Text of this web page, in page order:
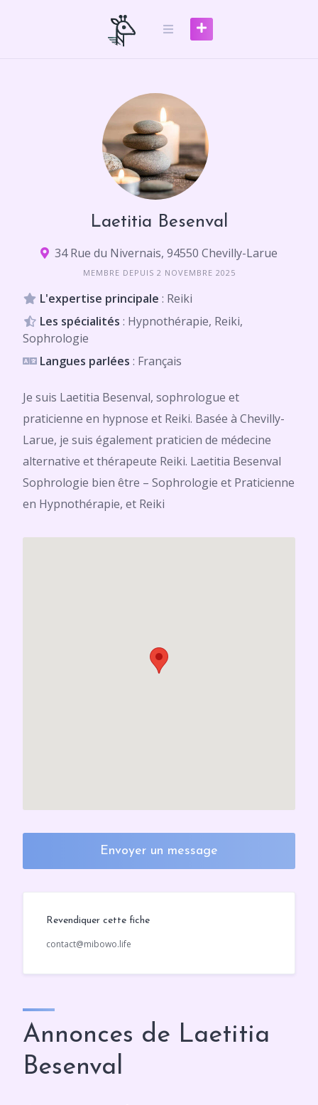
Laetitia Besenval
34 Rue du Nivernais, 94550 Chevilly-Larue
MEMBRE DEPUIS 2 NOVEMBRE 2025
L'expertise principale : Reiki
Les spécialités : Hypnothérapie, Reiki,
Sophrologie
Langues parlées : Français
Je suis Laetitia Besenval, sophrologue et
praticienne en hypnose et Reiki. Basée à Chevilly-
Larue, je suis également praticien de médecine
alternative et thérapeute Reiki. Laetitia Besenval
Sophrologie bien être – Sophrologie et Praticienne
en Hypnothérapie, et Reiki
Envoyer un message
Revendiquer cette fiche
contact@mibowo.life
Annonces de Laetitia
Besenval